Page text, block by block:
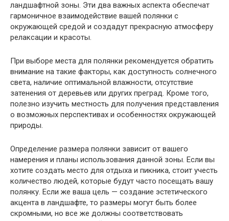
ландшафтной зоны. Эти два важных аспекта обеспечат
гармоничное взаимодействие вашей полянки с
окружающей средой и создадут прекрасную атмосферу
релаксации и красоты.
При выборе места для полянки рекомендуется обратить
внимание на такие факторы, как доступность солнечного
света, наличие оптимальной влажности, отсутствие
затенения от деревьев или других преград. Кроме того,
полезно изучить местность для получения представления
о возможных перспективах и особенностях окружающей
природы.
Определение размера полянки зависит от вашего
намерения и планы использования данной зоны. Если вы
хотите создать место для отдыха и пикника, стоит учесть
количество людей, которые будут часто посещать вашу
полянку. Если же ваша цель — создание эстетического
акцента в ландшафте, то размеры могут быть более
скромными, но все же должны соответствовать